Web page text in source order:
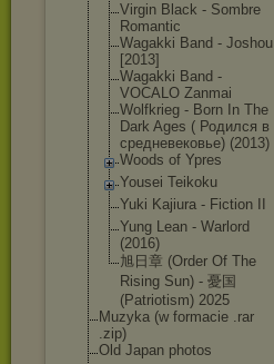
Virgin Black - Sombre
Romantic
Wagakki Band - Joshou
[2013]
Wagakki Band -
VOCALO Zanmai
Wolfkrieg - Born In The
Dark Ages ( Родился в
средневековье) (2013)
Woods of Ypres
Yousei Teikoku
Yuki Kajiura - Fiction II
Yung Lean - Warlord
(2016)
旭日章 (Order Of The
Rising Sun) - 憂国
(Patriotism) 2025
Muzyka (w formacie .rar
.zip)
Old Japan photos